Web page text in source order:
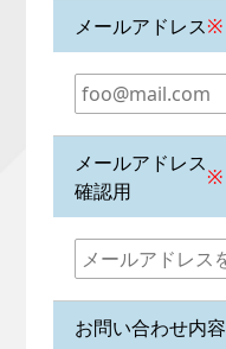
メールアドレス※
メールアドレス
確認用
※
お問い合わせ内容